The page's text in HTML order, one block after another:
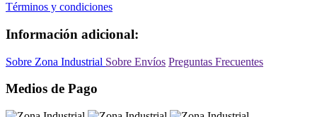
Términos y condiciones
Información adicional:
Sobre Zona Industrial Sobre Envíos Preguntas Frecuentes
Medios de Pago